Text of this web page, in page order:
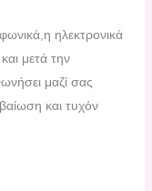
ηλεκτρονικά
μετά την
μαζί σας
και τυχόν